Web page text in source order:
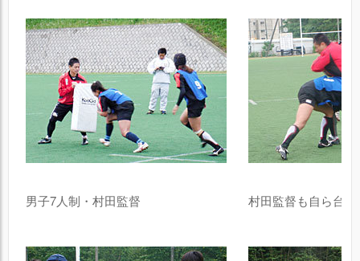
男子7人制・村田監督 村田監督も自ら台に